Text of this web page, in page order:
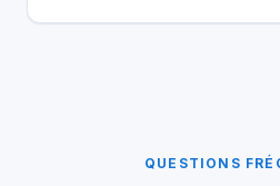
QUESTIONS